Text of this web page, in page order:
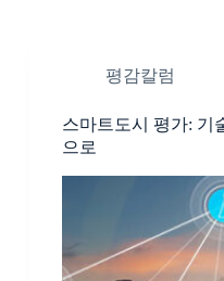
평감칼럼
스마트도시 평가: 기
으로